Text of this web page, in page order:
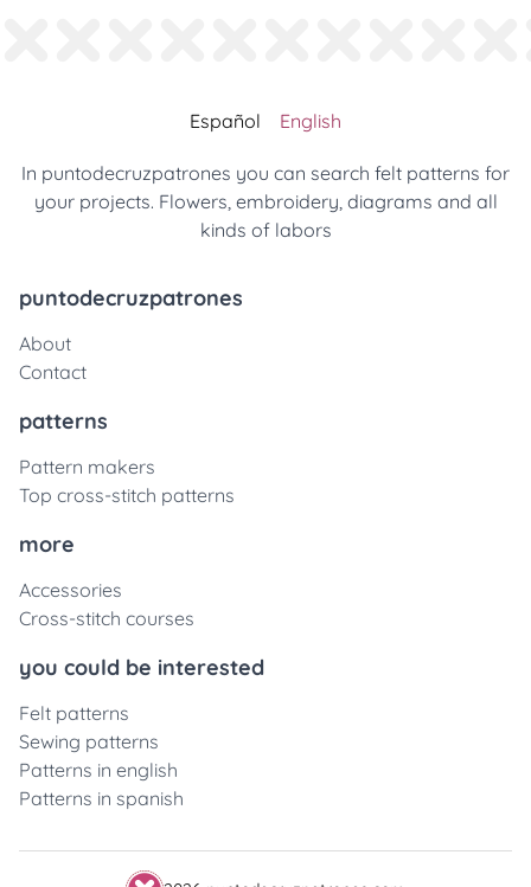
Español English
In puntodecruzpatrones you can search felt patterns for
your projects. Flowers, embroidery, diagrams and all
kinds of labors
puntodecruzpatrones
About
Contact
patterns
Pattern makers
Top cross-stitch patterns
more
Accessories
Cross-stitch courses
you could be interested
Felt patterns
Sewing patterns
Patterns in english
Patterns in spanish